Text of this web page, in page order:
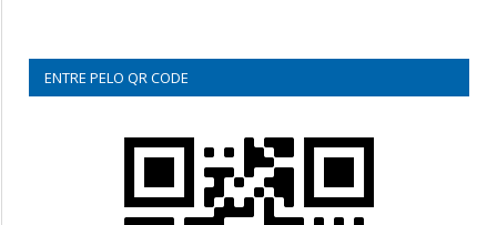
ENTRE PELO QR CODE